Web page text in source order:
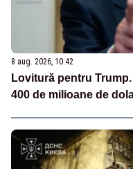
8 aug. 2026, 10:42
Lovitură pentru
400 de milioane de